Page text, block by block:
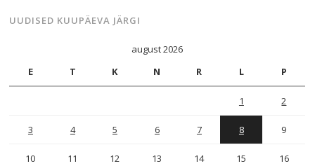
UUDISED KUUPÄEVA JÄRGI
august 2026
E
T K N R L P
1 2
3 4 5 6 7 8 9
10 11 12 13 14 15 16